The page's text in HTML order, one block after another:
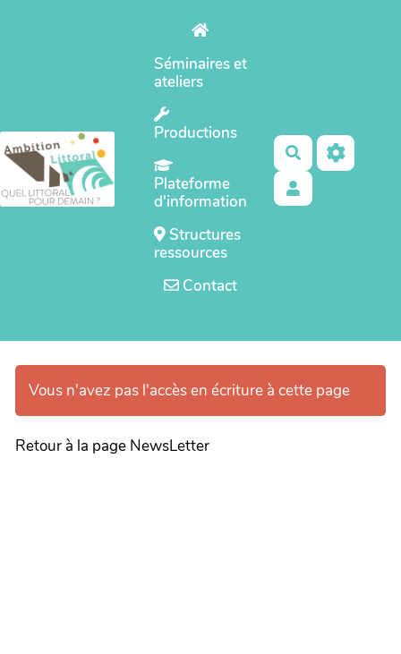
Séminaires et
ateliers
Productions
Plateforme
d'information
Structures
ressources
Contact
Rechercher
Vous n'avez pas l'accès en écriture à cette page
Retour à la page NewsLetter